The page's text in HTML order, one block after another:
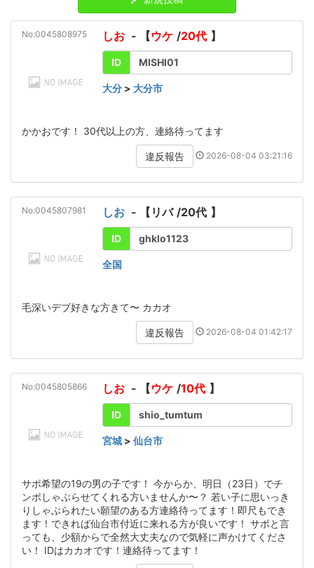
No:0045808975 しお - 【ウケ /20代 】
ID MISHI01
大分 > 大分市
かかおです！ 30代以上の方、連絡待ってます
違反報告 2026-08-04 03:21:16
No:0045807981 しお - 【 リバ /20代 】
ID ghklo1123
全国
毛深いデブ好きな方きて〜 カカオ
違反報告 2026-08-04 01:42:17
No:0045805866 しお - 【ウケ /10代 】
ID shio_tumtum
宮城 > 仙台市
サポ希望の19の男の子です！ 今からか、明日（23日）でチ
ンポしゃぶらせてくれる方いませんか〜？ 若い子に思いっき
りしゃぶられたい願望のある方連絡待ってます！即尺もでき
ます！できれば仙台市付近に来れる方が良いです！ サポと言
っても、少額からで全然大丈夫なので気軽に声かけてくださ
い！ IDはカカオです！連絡待ってます！